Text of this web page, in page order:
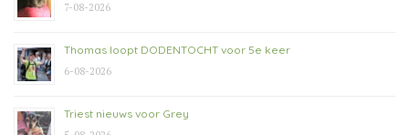
7-08-2026
Thomas loopt DODENTOCHT voor 5e keer
6-08-2026
Triest nieuws voor Grey